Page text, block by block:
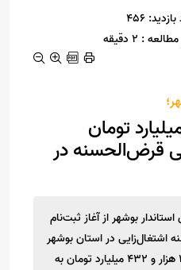
456
: 2 دقیقه
پرداخت 2432 میلیارد تومان
قرض‌الحسنه در
بوشهر از آغاز ثبت‌نام
اشتغال‌زایی در استان بوشهر
خبر داد و گفت: در این راستا ۲ هزار و ۴۳۲ میلیارد تومان به